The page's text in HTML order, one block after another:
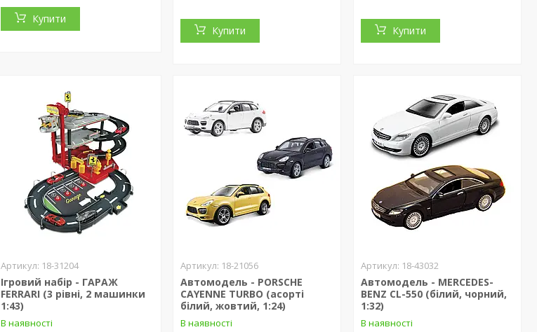
Купити
Купити Купити
18-31204
Ігровий набір - ГАРАЖ
FERRARI (3 рівні, 2 машинки
1:43)
В наявності
18-21056
Автомодель - PORSCHE
CAYENNE TURBO (асорті
білий, жовтий, 1:24)
В наявності
18-43032
Автомодель - MERCEDES-
BENZ CL-550 (бiлий, чорний,
1:32)
В наявності